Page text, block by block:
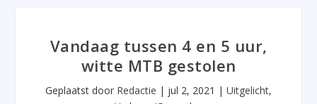
Vandaag tussen 4 en 5 uur,
witte MTB gestolen
Geplaatst door Redactie | jul 2, 2021 | Uitgelicht,